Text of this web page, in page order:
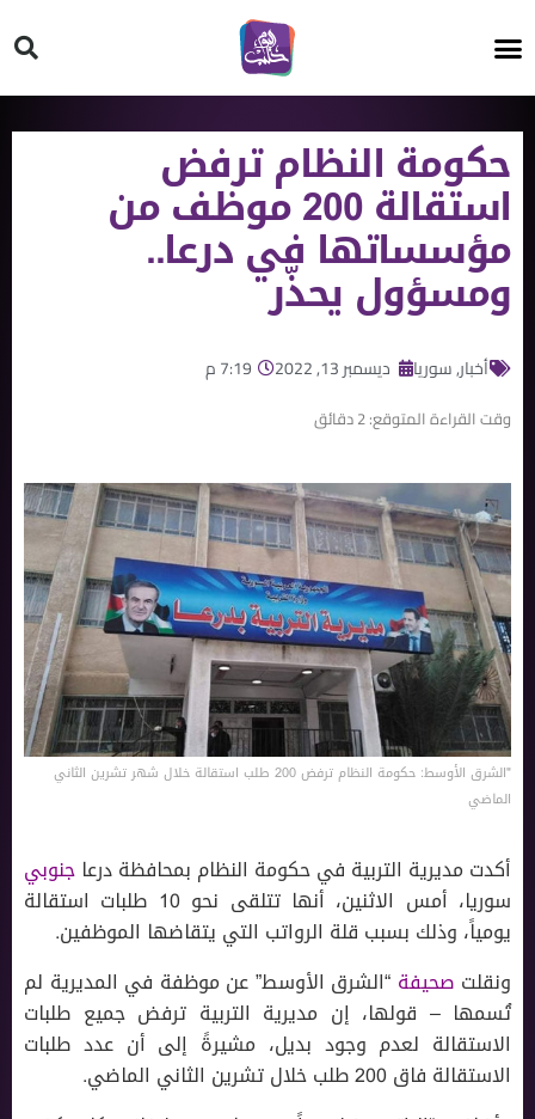
حكومة النظام ترفض
استقالة 200 موظف من
مؤسساتها في درعا..
ومسؤول يحذّر
أخبار,سوريا ديسمبر 13, 2022 7:19 م
وقت القراءة المتوقع:2دقائق
"الشرق الأوسط: حكومة النظام ترفض 200 طلب استقالة خلال شهر تشرين الثاني
الماضي
أكدت مديرية التربية في حكومة النظام بمحافظة درعا جنوبي
سوريا، أمس الاثنين، أنها تتلقى نحو 10 طلبات استقالة
يومياً، وذلك بسبب قلة الرواتب التي يتقاضها الموظفين.
ونقلت صحيفة “الشرق الأوسط” عن موظفة في المديرية لم
تُسمها – قولها، إن مديرية التربية ترفض جميع طلبات
الاستقالة لعدم وجود بديل، مشيرةً إلى أن عدد طلبات
الاستقالة فاق 200 طلب خلال تشرين الثاني الماضي.